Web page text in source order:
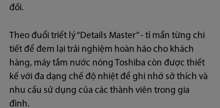
đối.
Theo đuổi triết lý “Details Master” - tỉ mẩn từng chi
tiết để đem lại trải nghiệm hoàn hảo cho khách
hàng, máy tắm nước nóng Toshiba còn được thiết
kế với đa dạng chế độ nhiệt để ghi nhớ sở thích và
nhu cầu sử dụng của các thành viên trong gia
đình.